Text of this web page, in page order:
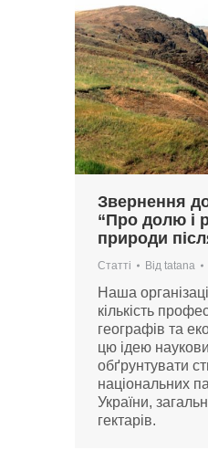
Звернення
“Про долю і
природи
Статті Від tatana
Наша
кількість
географів та
цю ідею
обґрунтувати
національних
України,
гектарів.